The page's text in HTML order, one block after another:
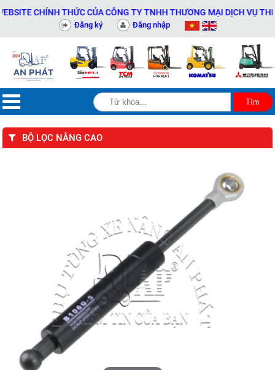
CHÍNH THỨC CỦA CÔNG TY TNHH THƯƠNG MẠI DỊCH VỤ
Đăng ký Đăng nhập
BỘ LỌC NÂNG CAO